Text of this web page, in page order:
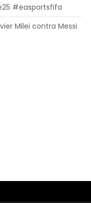
#easportsfifa
Milei contra Messi